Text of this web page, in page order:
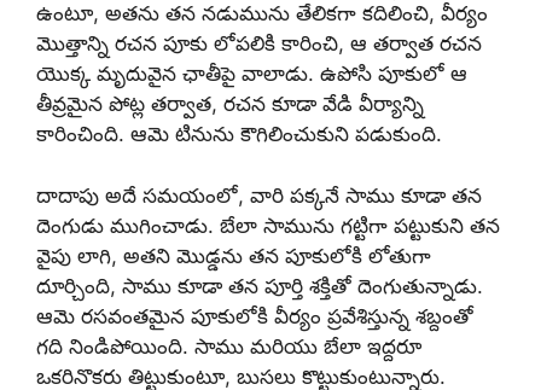
ఉంటూ, అతను తన నడుమును తేలికగా కదిలించి, వీర్యం
మొత్తాన్ని రచన పూకు లోపలికి కారించి, ఆ తర్వాత రచన
యొక్క మృదువైన ఛాతీపై వాలాడు. ఉపోసి పూకులో ఆ
తీవ్రమైన పోట్ల తర్వాత, రచన కూడా వేడి వీర్యాన్ని
కారించింది. ఆమె టినును కౌగిలించుకుని పడుకుంది.
దాదాపు అదే సమయంలో, వారి పక్కనే సాము కూడా తన
దెంగుడు ముగించాడు. బేలా సామును గట్టిగా పట్టుకుని తన
వైపు లాగి, అతని మొడ్డను తన పూకులోకి లోతుగా
దూర్చింది, సాము కూడా తన పూర్తి శక్తితో దెంగుతున్నాడు.
ఆమె రసవంతమైన పూకులోకి వీర్యం ప్రవేశిస్తున్న శబ్దంతో
గది నిండిపోయింది. సాము మరియు బేలా ఇద్దరూ
ఒకరినొకరు తిట్టుకుంటూ, బుసలు కొట్టుకుంటున్నారు.